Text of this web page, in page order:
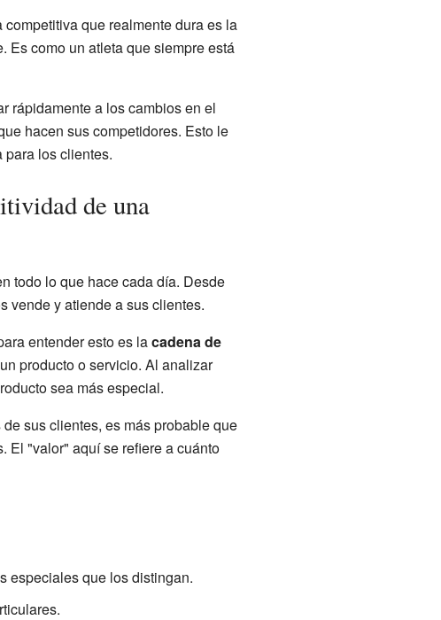
que realmente dura es la
Es como un atleta que siempre está
rápidamente a los cambios en el
hacen sus competidores. Esto le
para los clientes.
de una
todo lo que hace cada día. Desde
vende y atiende a sus clientes.
entender esto es lacadena de
producto o servicio. Al analizar
sea más especial.
sus clientes, es más probable que
El "valor" aquí se refiere a cuánto
especiales que los distingan.